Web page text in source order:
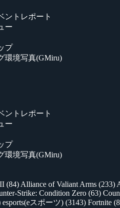
ントレポート
ー
プ
環境写真(GMiru)
ントレポート
ー
プ
環境写真(GMiru)
(84) Alliance of Valiant Arms (233)
Strike: Condition Zero (63)
esports(eスポーツ) (3143) Fortnite